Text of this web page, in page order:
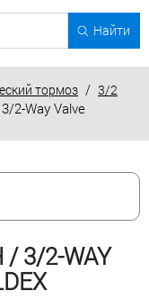
Найти
тормоз / 3/2
2-Way Valve
3/2-WAY